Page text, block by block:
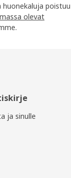
poistuu
olevat
ja sinulle